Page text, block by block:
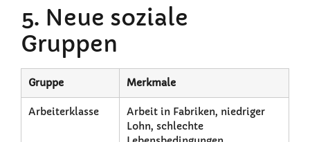
5. Neue soziale
Gruppen
Gruppe Merkmale
Arbeiterklasse
Arbeit in Fabriken, niedriger
Lohn, schlechte